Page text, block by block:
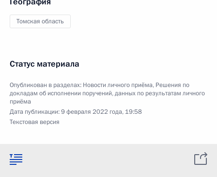
Томская область
Статус материала
Опубликован в разделах: Новости личного приёма, Решения по
докладам об исполнении поручений, данных по результатам личного
приёма
Дата публикации:9 февраля 2022 года, 19:58
Текстовая версия